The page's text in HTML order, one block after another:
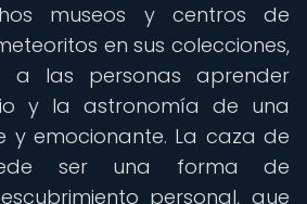
museos y centros de
en sus colecciones,
a las personas aprender
y la astronomía de una
y emocionante. La caza de
ser una forma de
personal, que